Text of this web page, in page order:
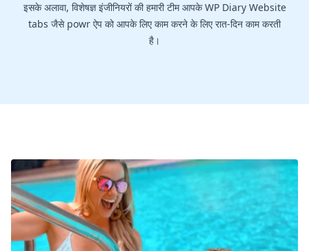
इसके अलावा, विशेषज्ञ इंजीनियरों की हमारी टीम आपके WP Diary Website
tabs जैसे powr ऐप को आपके लिए काम करने के लिए रात-दिन काम करती
है।